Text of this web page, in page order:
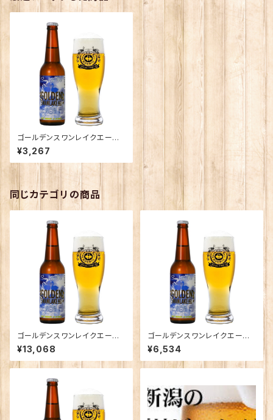
ゴールデンスワンレイクエール×
6本
¥3,267
同じカテゴリの商品
ゴールデンスワンレイクエール×
24本
¥13,068
ゴールデンスワンレイクエール×
12本
¥6,534